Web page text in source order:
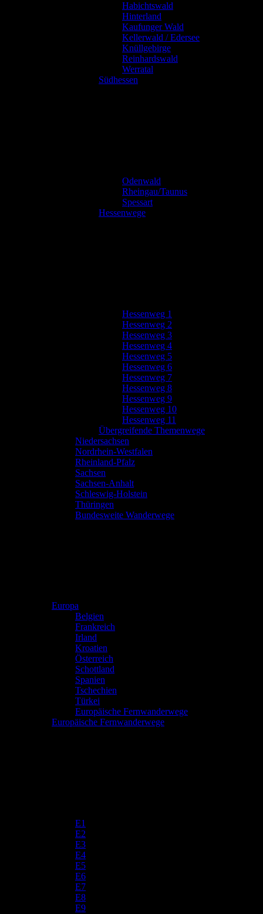
Habichtswald
Hinterland
Kaufunger Wald
Kellerwald / Edersee
Knüllgebirge
Reinhardswald
Werratal
Südhessen
Odenwald
Rheingau/Taunus
Spessart
Hessenwege
Hessenweg 1
Hessenweg 2
Hessenweg 3
Hessenweg 4
Hessenweg 5
Hessenweg 6
Hessenweg 7
Hessenweg 8
Hessenweg 9
Hessenweg 10
Hessenweg 11
Übergreifende Themenwege
Niedersachsen
Nordrhein-Westfalen
Rheinland-Pfalz
Sachsen
Sachsen-Anhalt
Schleswig-Holstein
Thüringen
Bundesweite Wanderwege
Europa
Belgien
Frankreich
Irland
Kroatien
Österreich
Schottland
Spanien
Tschechien
Türkei
Europäische Fernwanderwege
Europäische Fernwanderwege
E1
E2
E3
E4
E5
E6
E7
E8
E9